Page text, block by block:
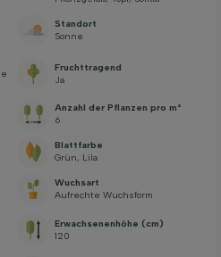
Standort
Sonne
Fruchttragend
Ja
Anzahl der Pflanzen pro m²
6
Blattfarbe
Grün, Lila
Wuchsart
Aufrechte Wuchsform
Erwachsenenhöhe (cm)
120